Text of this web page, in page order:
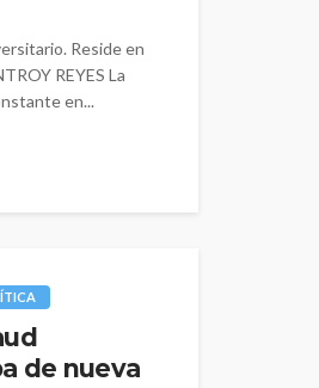
Reside en
REYES La
en...
de nueva